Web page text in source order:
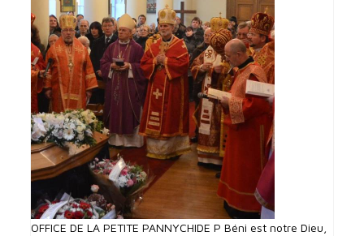
OFFICE DE LA PETITE PANNYCHIDE P Béni est notre Dieu,